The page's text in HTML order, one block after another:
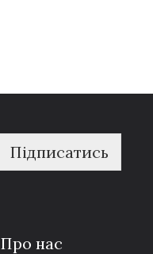
Підписатись
Про нас